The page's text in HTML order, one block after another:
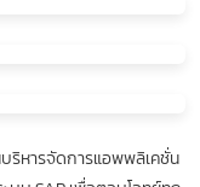
ริหารจัดการแอพพลิเคชั่น